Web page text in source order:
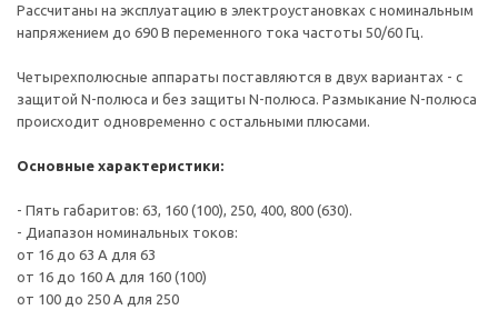
Рассчитаны на эксплуатацию в электроустановках с номинальным
напряжением до 690 В переменного тока частоты 50/60 Гц.
Четырехполюсные аппараты поставляются в двух вариантах - с
защитой N-полюса и без защиты N-полюса. Размыкание N-полюса
происходит одновременно с остальными плюсами.
Основные характеристики:
- Пять габаритов: 63, 160 (100), 250, 400, 800 (630).
- Диапазон номинальных токов:
от 16 до 63 А для 63
от 16 до 160 А для 160 (100)
от 100 до 250 А для 250